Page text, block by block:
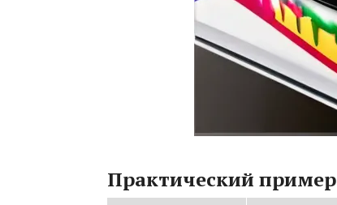
Практический пример